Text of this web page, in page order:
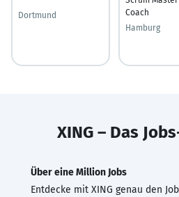
Dortmund
Coach
Hamburg
XING – Das
Über eine Million Jobs
Entdecke mit XING genau den